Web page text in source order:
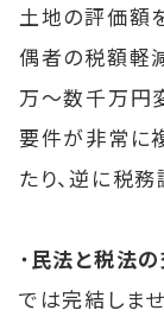
土地の評価額
偶者の税額軽
万〜数千万円
要件が非常に
たり、逆に税
・民法と税法
では完結しま